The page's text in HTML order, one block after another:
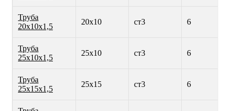
Труба
20х10х1,5
20х10 ст3 6
Труба
25х10х1,5
25х10 ст3 6
Труба
25х15х1,5
25х15 ст3 6